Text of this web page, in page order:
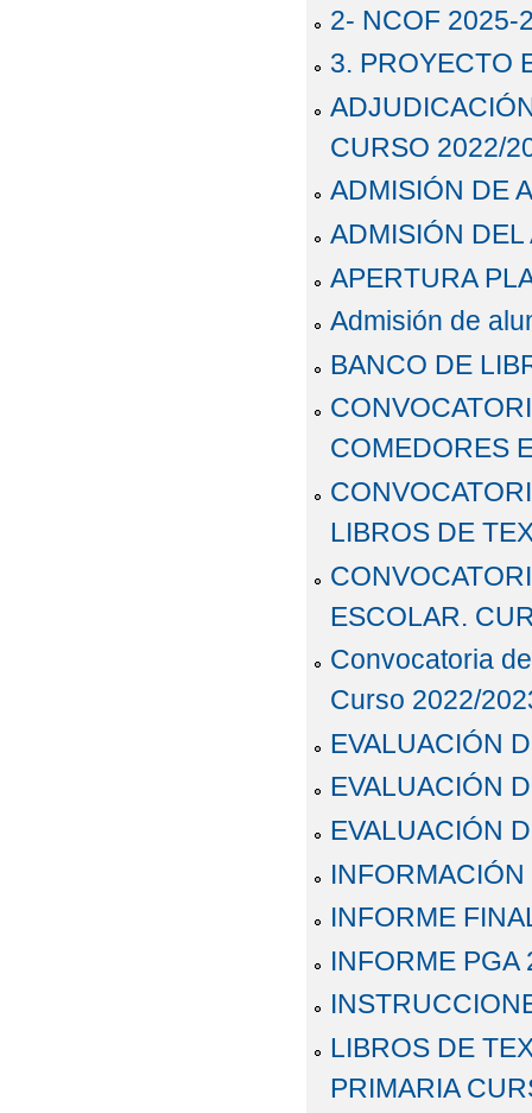
UN PASEO
UN PASEO
V PLAN DE ÉXITO
VI PLAN DE ÉXITO
¡FELIZ VERANO!
2- NCOF 2025-
3. PROYECTO
CURSO 2022/
ADMISIÓN DE
ADMISIÓN
APERTURA
Admisión de
BANCO DE
COMEDORES
LIBROS DE
ESCOLAR.
Convocatoria
Curso 2022/
EVALUACIÓN
EVALUACIÓN
EVALUACIÓN
INFORME
INFORME PGA
LIBROS DE
PRIMARIA